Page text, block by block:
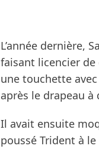
L’année dernière,
faisant licencier de
une touchette
après le drapeau à
Il avait ensuite
poussé Trident à